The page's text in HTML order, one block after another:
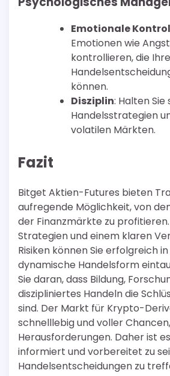
Emotionale
Emotionen wie
kontrollieren, die Ihre
können.
Disziplin: Halten Sie
Handelsstrategien
volatilen Märkten.
Fazit
Bitget Aktien-Futures bieten
aufregende Möglichkeit, von
der Finanzmärkte zu
Strategien und einem klaren
Risiken können Sie erfolgreich
dynamische Handelsform
Sie daran, dass Bildung,
diszipliniertes Handeln die
sind. Der Markt für Krypto-
schnelllebig und voller
Herausforderungen. Daher ist
informiert und vorbereitet zu
Handelsentscheidungen zu